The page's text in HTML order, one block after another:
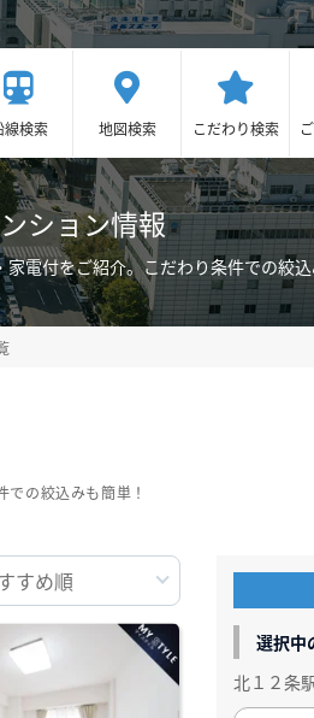
線検索 地図検索 こだわり検索
ション情報
電付をご紹介。こだわり条件での絞込
の絞込みも簡単！
選択中
北１２条